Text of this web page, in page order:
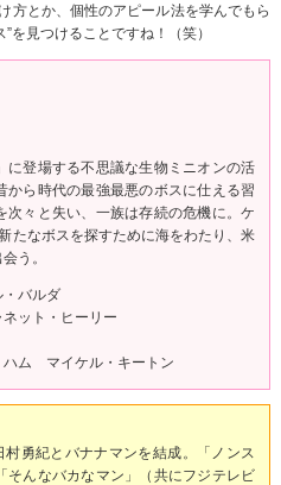
方とか、個性のアピール法を学んでもら
を見つけることですね！（笑）
登場する不思議な生物ミニオンの活
ら時代の最強最悪のボスに仕える習
々と失い、一族は存続の危機に。ケ
たなボスを探すために海をわたり、米
う。
バルダ
ット・ヒーリー
ム マイケル・キートン
勇紀とバナナマンを結成。「ノンス
そんなバカなマン」（共にフジテレビ